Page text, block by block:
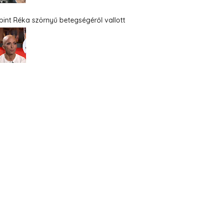
Réka szörnyű betegségéről vallott